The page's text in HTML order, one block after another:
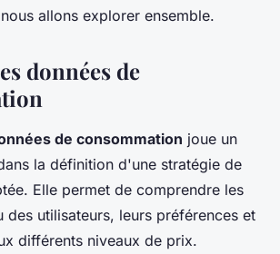
allons explorer ensemble.
données de
de consommation joue un
la définition d'une stratégie de
Elle permet de comprendre les
des utilisateurs, leurs préférences et
différents niveaux de prix.